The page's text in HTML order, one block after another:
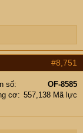
#8,751
số
OF-8585
cơ
557,138 Mã lực